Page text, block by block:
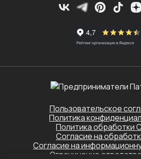
Пользовательское
Политика
Политика обработки
Согласие на
Согласие на
Ограничение